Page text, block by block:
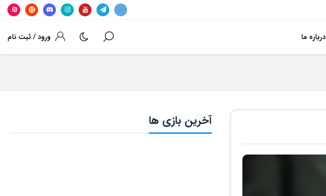
ورود / ثبت نام درباره ما
آخرین بازی ها